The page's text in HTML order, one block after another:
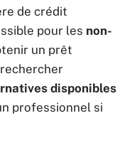
de crédit
pour les non-
un prêt
disponibles
professionnel si